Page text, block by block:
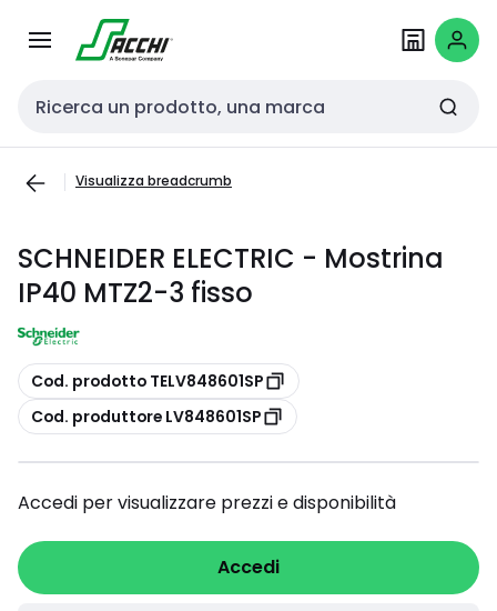
navigazionecontenuto
Cerca input
Visualizza breadcrumb
SCHNEIDER ELECTRIC - Mostrina
IP40 MTZ2-3 fisso
copia
Cod. prodotto TELV848601SP
copia
Cod. produttore LV848601SP
Accedi per visualizzare prezzi e disponibilità
Accedi